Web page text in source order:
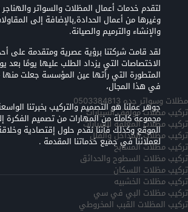
لتقدم خدمات أعمال المظلات والسواتر
وغيرها من أعمال الحدادة,بالإضافة إلى
والإنشاء والترميم والصيانة.
لقد قامت شركتنا برؤية عصرية ومتقدمة على
الاختصاصات التي يزداد الطلب عليها يومًا بعد
المتطورة التي رأتها عين المؤسسة جعلت
في هذا المجال،
جوهر عملنا هو التصميم والتركيب بخبرتنا
مجموعة كاملة من المهارات من تصميم الفكرة
الموقع وكذلك فأننا نقدم حلول إقتصادية
لعملائنا في جميع خدماتنا المقدمة .
مظلات وسواتر جده 0503384813
تركيب مظلات مواقف السيارات
تركيب مظلات المعلقه للسيارات
تركيب مظلات المداخل والفلل
تركيب مظلات المسابح
تركيب مظلات السطوح والحدائق
تركيب مظلات اللسكان
تركيب مظلات الخشبيه
تركيب مظلات البي في سي
تركيب المظلات القبب المخروطي